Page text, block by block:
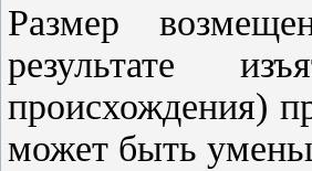
Размер
результате
происхождения)
может быть